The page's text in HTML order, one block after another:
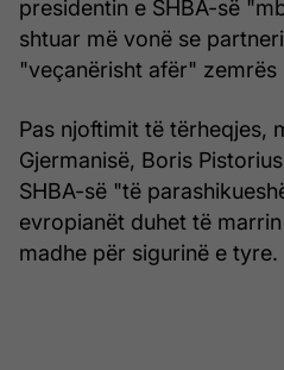
presidentin e SHBA-së
shtuar më vonë se
"veçanërisht afër" zemrës
Pas njoftimit të tërheqjes,
Gjermanisë, Boris
SHBA-së "të
evropianët duhet të
madhe për sigurinë e tyre.